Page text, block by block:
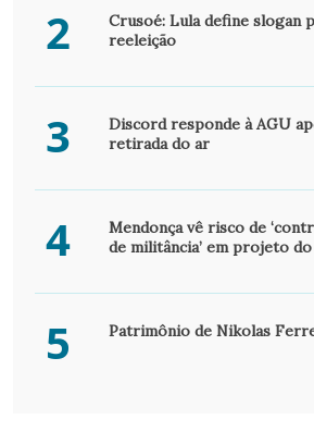
2
Crusoé: Lula define slogan
reeleição
3
Discord responde à AGU
retirada do ar
4
Mendonça vê risco de
de militância’ em projeto
5 Patrimônio de Nikolas